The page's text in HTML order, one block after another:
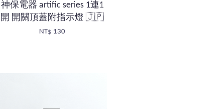
神保電器 artific series 1連1
開 開關頂蓋附指示燈 🇯🇵
NT$ 130